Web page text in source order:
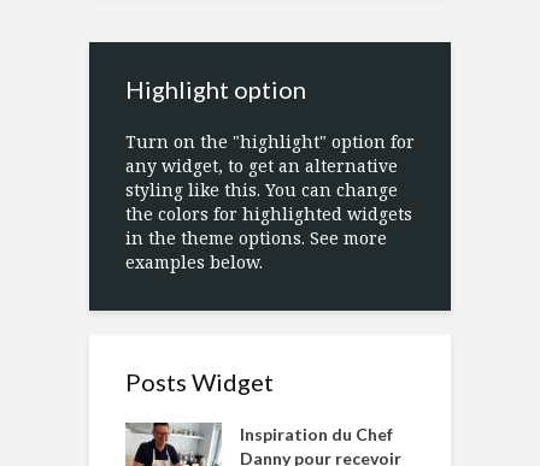
Highlight option
Turn on the "highlight" option for
any widget, to get an alternative
styling like this. You can change
the colors for highlighted widgets
in the theme options. See more
examples below.
Posts Widget
Inspiration du Chef
Danny pour recevoir